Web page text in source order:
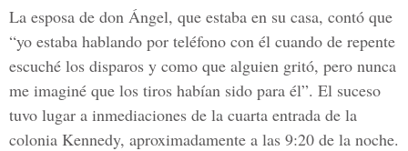
La esposa de don Ángel, que estaba en su casa, contó que
“yo estaba hablando por teléfono con él cuando de repente
escuché los disparos y como que alguien gritó, pero nunca
me imaginé que los tiros habían sido para él”. El suceso
tuvo lugar a inmediaciones de la cuarta entrada de la
colonia Kennedy, aproximadamente a las 9:20 de la noche.